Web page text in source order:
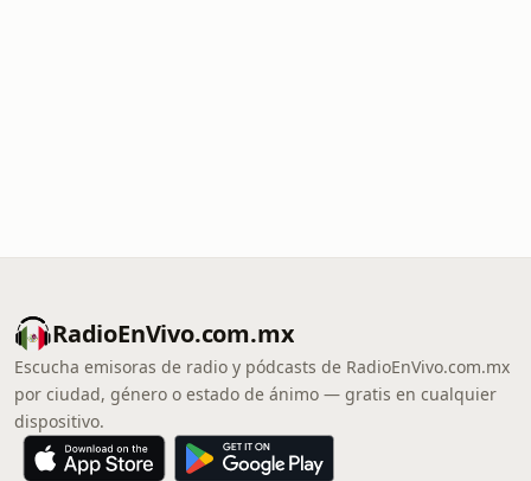
RadioEnVivo.com.mx
Escucha emisoras de radio y pódcasts de RadioEnVivo.com.mx
por ciudad, género o estado de ánimo — gratis en cualquier
dispositivo.